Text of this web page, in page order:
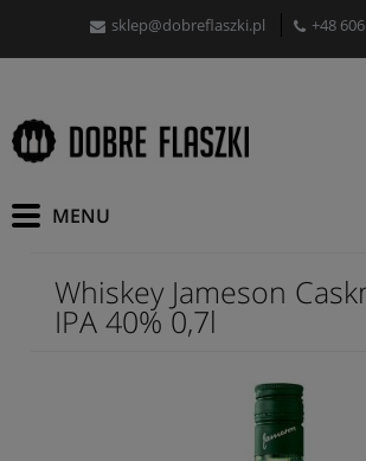
sklep@dobreflaszki.pl +48
Whiskey Jameson
IPA 40% 0,7l